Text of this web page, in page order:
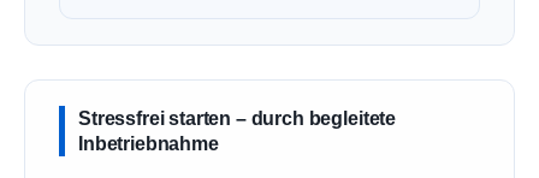
Stressfrei starten – durch begleitete
Inbetriebnahme